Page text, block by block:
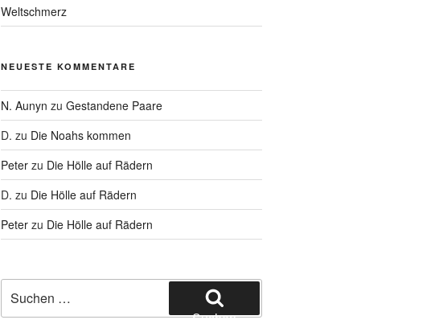
Weltschmerz
NEUESTE KOMMENTARE
N. Aunyn zu Gestandene Paare
D. zu Die Noahs kommen
Peterzu Die Hölle auf Rädern
D. zu Die Hölle auf Rädern
Peterzu Die Hölle auf Rädern
nach:
Suchen